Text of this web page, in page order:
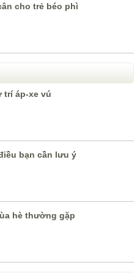
cho trẻ béo phì
trí áp-xe vú
bạn cần lưu ý
hè thường gặp